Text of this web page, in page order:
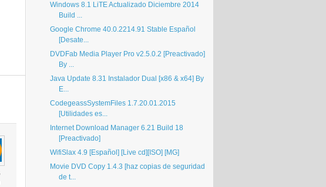
Windows 8.1 LiTE Actualizado Diciembre 2014
Build ...
Google Chrome 40.0.2214.91 Stable Español
[Desate...
DVDFab Media Player Pro v2.5.0.2 [Preactivado]
By ...
Java Update 8.31 Instalador Dual [x86 & x64] By
E...
CodegeassSystemFiles 1.7.20.01.2015
[Utilidades es...
Internet Download Manager 6.21 Build 18
[Preactivado]
WifiSlax 4.9 [Español] [Live cd][ISO] [MG]
Movie DVD Copy 1.4.3 [haz copias de seguridad
de t...